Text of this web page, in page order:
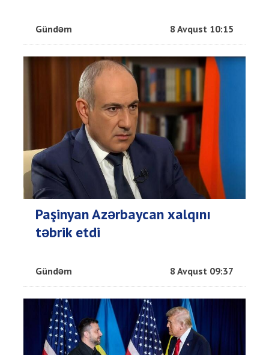
Gündəm 8 Avqust 10:15
Paşinyan Azərbaycan xalqını
təbrik etdi
Gündəm 8 Avqust 09:37